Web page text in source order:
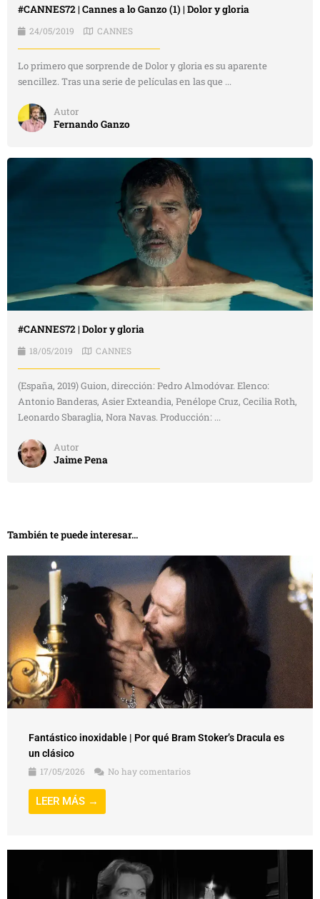
#CANNES72 | Cannes a lo Ganzo (1) | Dolor y gloria
24/05/2019 CANNES
Lo primero que sorprende de Dolor y gloria es su aparente
sencillez. Tras una serie de películas en las que ...
Autor
Fernando Ganzo
#CANNES72 | Dolor y gloria
18/05/2019 CANNES
(España, 2019) Guion, dirección: Pedro Almodóvar. Elenco:
Antonio Banderas, Asier Exteandia, Penélope Cruz, Cecilia Roth,
Leonardo Sbaraglia, Nora Navas. Producción: ...
Autor
Jaime Pena
También te puede interesar...
Fantástico inoxidable | Por qué Bram Stoker’s Dracula es
un clásico
17/05/2026
No hay comentarios
LEER MÁS →